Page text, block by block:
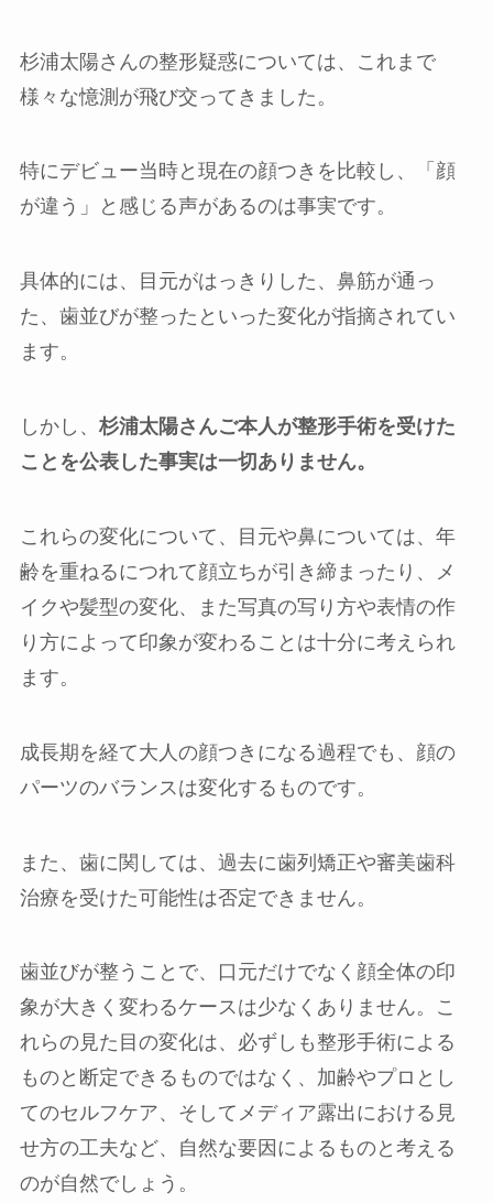
杉浦太陽さんの整形疑惑については、これまで
様々な憶測が飛び交ってきました。
特にデビュー当時と現在の顔つきを比較し、「顔
が違う」と感じる声があるのは事実です。
具体的には、目元がはっきりした、鼻筋が通っ
た、歯並びが整ったといった変化が指摘されてい
ます。
しかし、 杉浦太陽さんご本人が整形手術を受けた
ことを公表した事実は一切ありません。
これらの変化について、目元や鼻については、年
齢を重ねるにつれて顔立ちが引き締まったり、メ
イクや髪型の変化、また写真の写り方や表情の作
り方によって印象が変わることは十分に考えられ
ます。
成長期を経て大人の顔つきになる過程でも、顔の
パーツのバランスは変化するものです。
また、歯に関しては、過去に歯列矯正や審美歯科
治療を受けた可能性は否定できません。
歯並びが整うことで、口元だけでなく顔全体の印
象が大きく変わるケースは少なくありません。こ
れらの見た目の変化は、必ずしも整形手術による
ものと断定できるものではなく、加齢やプロとし
てのセルフケア、そしてメディア露出における見
せ方の工夫など、自然な要因によるものと考える
のが自然でしょう。